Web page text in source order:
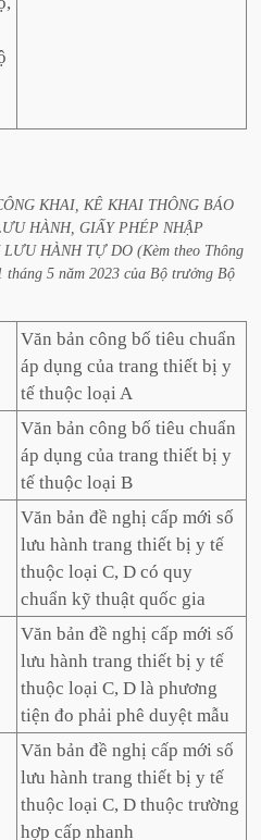
KHAI, KÊ KHAI THÔNG BÁO
HÀNH, GIẤY PHÉP NHẬP
LƯU HÀNH TỰ DO (Kèm theo Thông
tháng 5 năm 2023 của Bộ trưởng Bộ
Văn bản công bố tiêu chuẩn
áp dụng của trang thiết bị y
tế thuộc loại A
Văn bản công bố tiêu chuẩn
áp dụng của trang thiết bị y
tế thuộc loại B
Văn bản đề nghị cấp mới số
lưu hành trang thiết bị y tế
thuộc loại C, D có quy
chuẩn kỹ thuật quốc gia
Văn bản đề nghị cấp mới số
lưu hành trang thiết bị y tế
thuộc loại C, D là phương
tiện đo phải phê duyệt mẫu
Văn bản đề nghị cấp mới số
lưu hành trang thiết bị y tế
thuộc loại C, D thuộc trường
hợp cấp nhanh